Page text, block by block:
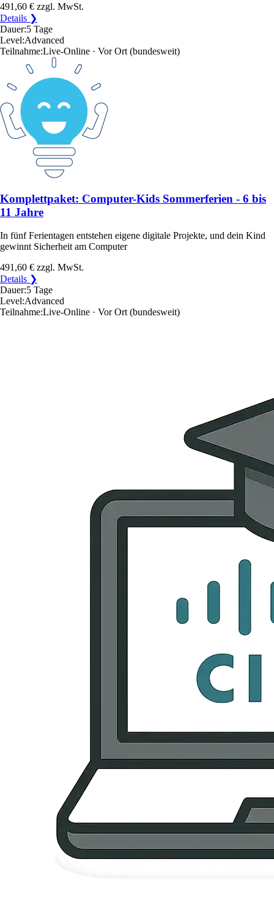
491,60 € zzgl. MwSt.
Details ❯
Dauer:5 Tage
Level:Advanced
Teilnahme:Live-Online · Vor Ort (bundesweit)
Komplettpaket: Computer-Kids Sommerferien - 6 bis
11 Jahre
In fünf Ferientagen entstehen eigene digitale Projekte, und dein Kind
gewinnt Sicherheit am Computer
491,60 € zzgl. MwSt.
Details ❯
Dauer:5 Tage
Level:Advanced
Teilnahme:Live-Online · Vor Ort (bundesweit)